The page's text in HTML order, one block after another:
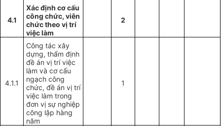
4.1
Xác định cơ cấu
công chức, viên
chức theo vị trí
việc làm
2
4.1.1
Công tác xây
dựng, thẩm định
đề án vị trí việc
làm và cơ cấu
ngạch công
chức, đề án vị trí
việc làm trong
đơn vị sự nghiệp
công lập hàng
năm
1